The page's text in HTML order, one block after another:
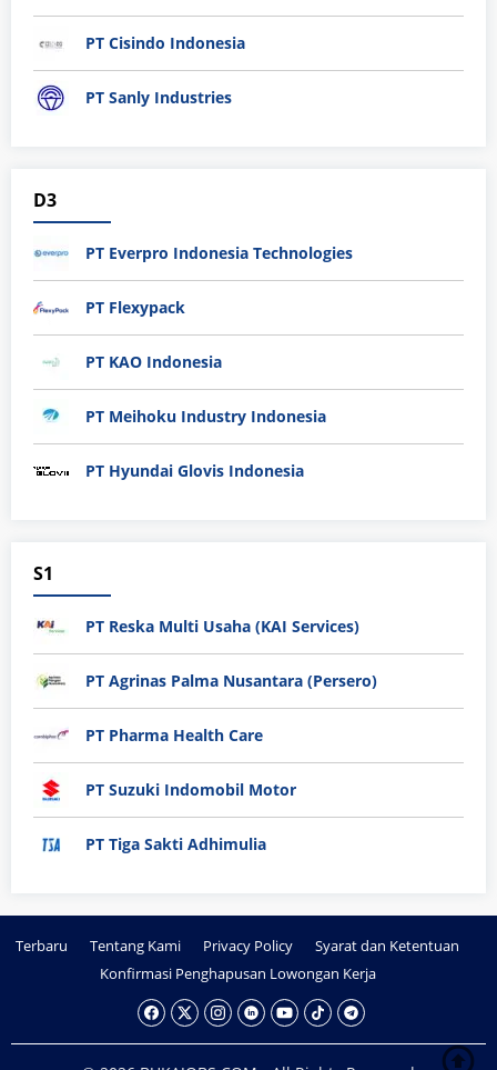
PT Cisindo Indonesia
PT Sanly Industries
D3
PT Everpro Indonesia Technologies
PT Flexypack
PT KAO Indonesia
PT Meihoku Industry Indonesia
PT Hyundai Glovis Indonesia
S1
PT Reska Multi Usaha (KAI Services)
PT Agrinas Palma Nusantara (Persero)
PT Pharma Health Care
PT Suzuki Indomobil Motor
PT Tiga Sakti Adhimulia
Terbaru Tentang Kami Privacy Policy
Syarat dan Ketentuan
Konfirmasi Penghapusan Lowongan Kerja